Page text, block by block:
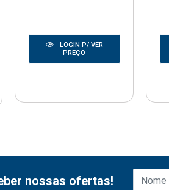
LOGIN P/ VER
PREÇO
nossas ofertas!